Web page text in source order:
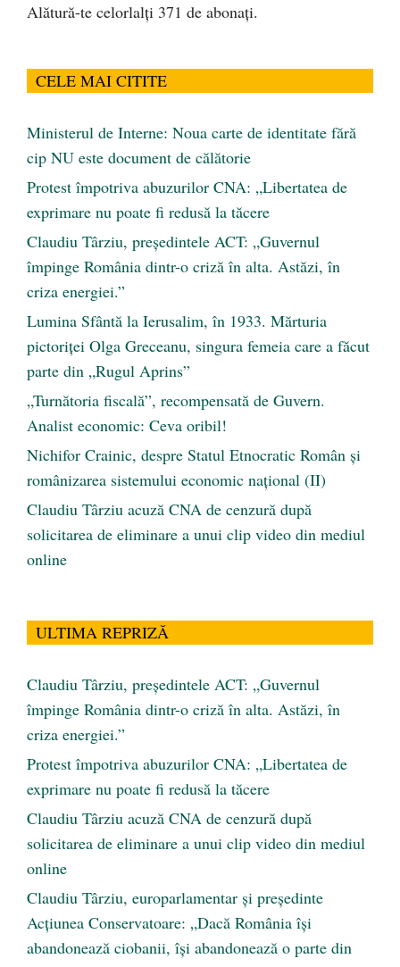
Alătură-te celorlalți 371 de abonați.
CELE MAI CITITE
Ministerul de Interne: Noua carte de identitate fără
cip NU este document de călătorie
Protest împotriva abuzurilor CNA: „Libertatea de
exprimare nu poate fi redusă la tăcere
Claudiu Târziu, președintele ACT: „Guvernul
împinge România dintr-o criză în alta. Astăzi, în
criza energiei.”
Lumina Sfântă la Ierusalim, în 1933. Mărturia
pictoriței Olga Greceanu, singura femeia care a făcut
parte din „Rugul Aprins”
„Turnătoria fiscală”, recompensată de Guvern.
Analist economic: Ceva oribil!
Nichifor Crainic, despre Statul Etnocratic Român şi
românizarea sistemului economic naţional (II)
Claudiu Târziu acuză CNA de cenzură după
solicitarea de eliminare a unui clip video din mediul
online
ULTIMA REPRIZĂ
Claudiu Târziu, președintele ACT: „Guvernul
împinge România dintr-o criză în alta. Astăzi, în
criza energiei.”
Protest împotriva abuzurilor CNA: „Libertatea de
exprimare nu poate fi redusă la tăcere
Claudiu Târziu acuză CNA de cenzură după
solicitarea de eliminare a unui clip video din mediul
online
Claudiu Târziu, europarlamentar și președinte
Acțiunea Conservatoare: „Dacă România își
abandonează ciobanii, își abandonează o parte din